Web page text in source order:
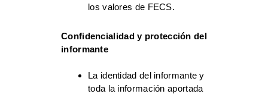
los valores de FECS.
Confidencialidad y protección del
informante
La identidad del informante y
toda la información aportada